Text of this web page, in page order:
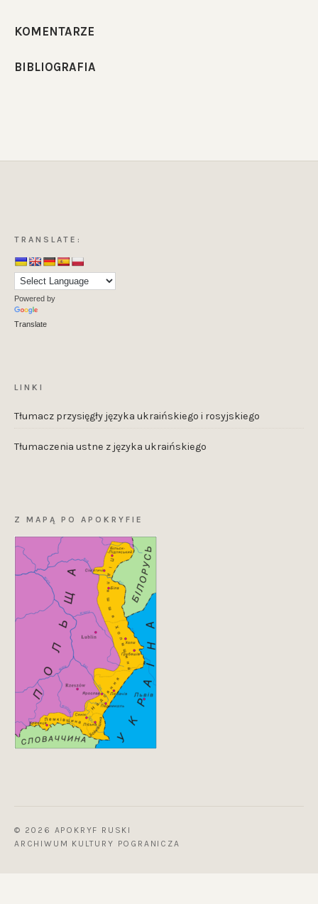
KOMENTARZE
BIBLIOGRAFIA
TRANSLATE:
Powered by
Translate
LINKI
Tłumacz przysięgły języka ukraińskiego i rosyjskiego
Tłumaczenia ustne z języka ukraińskiego
Z MAPĄ PO APOKRYFIE
© 2026 APOKRYF RUSKI
ARCHIWUM KULTURY POGRANICZA